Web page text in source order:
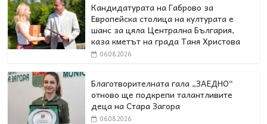
Кандидатурата на Габрово за
Европейска столица на културата е
шанс за цяла Централна България,
каза кметът на града Таня Христова
06.08.2026
Благотворителната гала „ЗАЕДНО“
отново ще подкрепи талантливите
деца на Стара Загора
06.08.2026